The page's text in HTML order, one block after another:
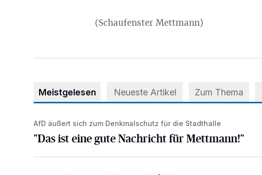
(Schaufenster Mettmann)
Meistgelesen Neueste Artikel Zum Thema
"Das ist eine gute Nachricht für Mettmann!"
AfD äußert sich zum Denkmalschutz für die Stadthalle
"Das ist eine gute Nachricht für Mettmann!"